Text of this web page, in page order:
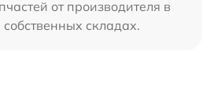
от производителя в
складах.